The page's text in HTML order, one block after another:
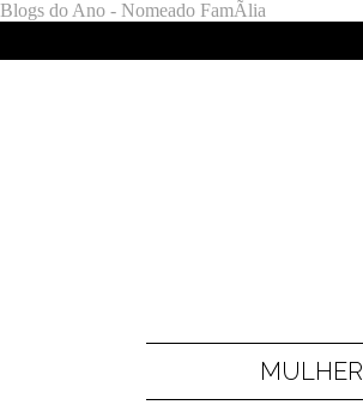
Blogs do Ano - Nomeado FamÃ­lia
MULHER